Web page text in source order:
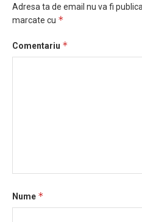
Adresa ta de email nu va fi
marcate cu *
Comentariu *
Nume *